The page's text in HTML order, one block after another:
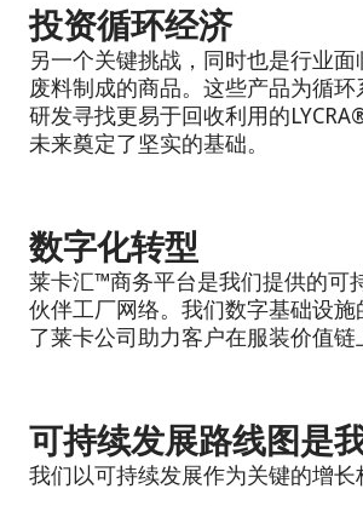
投资循环经济
另一个关键挑战，同时也是行业
废料制成的商品。这些产品为循
研发寻找更易于回收利用的
未来奠定了坚实的基础。
数字化转型
莱卡汇™商务平台是我们提供的可
伙伴工厂网络。我们数字基础设
了莱卡公司助力客户在服装价值链
可持续发展路线图是
我们以可持续发展作为关键的增